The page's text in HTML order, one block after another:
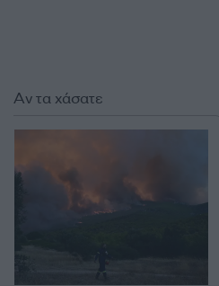
Αν τα χάσατε